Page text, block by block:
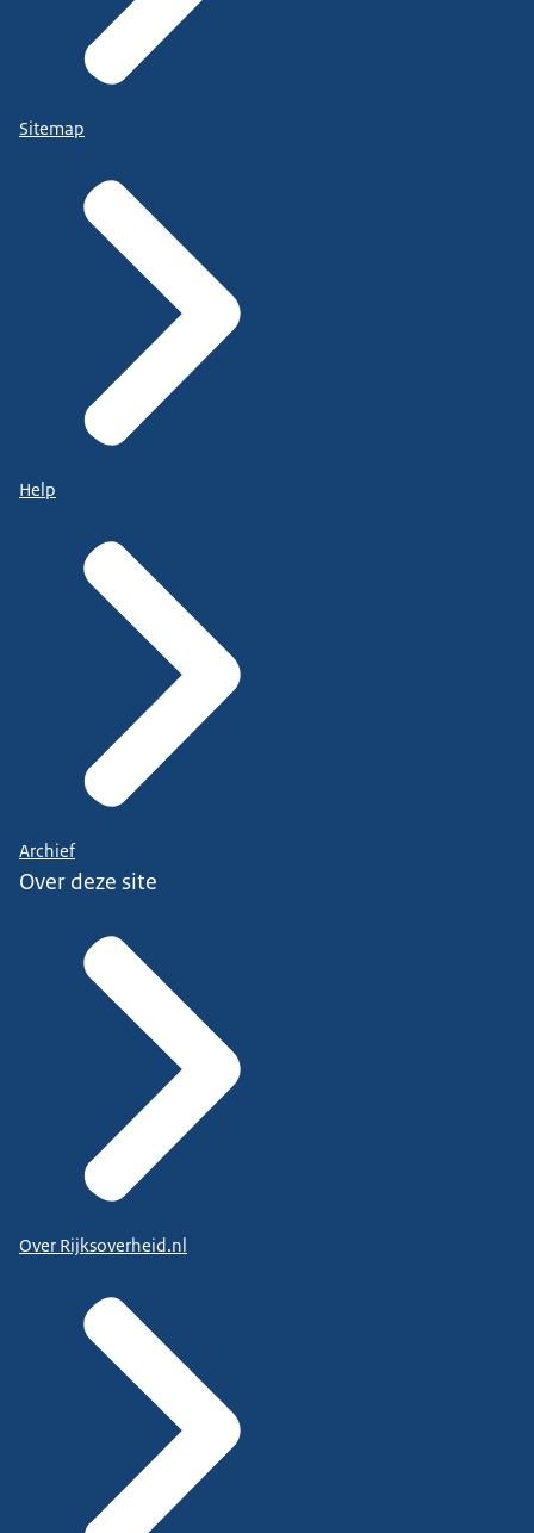
Sitemap
Help
Archief
Over deze site
Over Rijksoverheid.nl